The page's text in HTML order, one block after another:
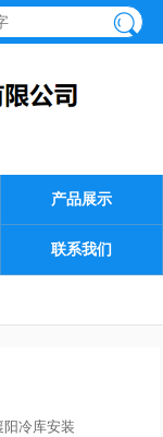
产品展示
联系我们
阳冷库安装